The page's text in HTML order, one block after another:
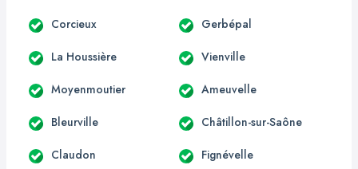
Corcieux Gerbépal
La Houssière Vienville
Moyenmoutier Ameuvelle
Bleurville Châtillon-sur-Saône
Claudon Fignévelle